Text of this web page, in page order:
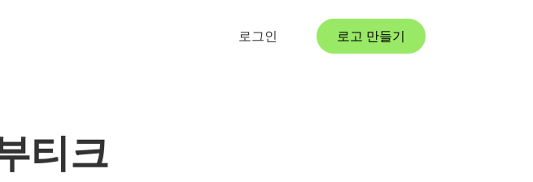
로그인 로고 만들기
티크